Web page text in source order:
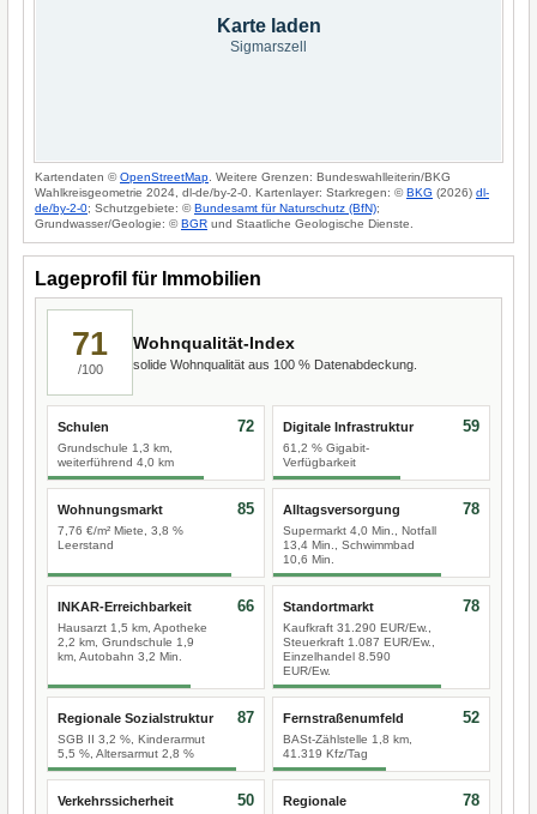
Karte laden
Sigmarszell
Kartendaten ©OpenStreetMap . Weitere Grenzen: Bundeswahlleiterin/BKG
Wahlkreisgeometrie 2024, dl-de/by-2-0. Kartenlayer: Starkregen: ©BKG (2026) dl-
de/by-2-0; Schutzgebiete: ©Bundesamt für Naturschutz (BfN);
Grundwasser/Geologie: ©BGR und Staatliche Geologische Dienste.
Lageprofil für Immobilien
71
/100
Wohnqualität-Index
solide Wohnqualität aus 100 % Datenabdeckung.
Schulen
Grundschule 1,3 km,
weiterführend 4,0 km
72 Digitale Infrastruktur
61,2 % Gigabit-
Verfügbarkeit
59
Wohnungsmarkt
7,76 €/m² Miete, 3,8 %
Leerstand
85 Alltagsversorgung
Supermarkt 4,0 Min., Notfall
13,4 Min., Schwimmbad
10,6 Min.
78
INKAR-Erreichbarkeit
Hausarzt 1,5 km, Apotheke
2,2 km, Grundschule 1,9
km, Autobahn 3,2 Min.
66 Standortmarkt
Kaufkraft 31.290 EUR/Ew.,
Steuerkraft 1.087 EUR/Ew.,
Einzelhandel 8.590
EUR/Ew.
78
Regionale Sozialstruktur
SGB II 3,2 %, Kinderarmut
5,5 %, Altersarmut 2,8 %
87 Fernstraßenumfeld
BASt-Zählstelle 1,8 km,
41.319 Kfz/Tag
52
Verkehrssicherheit 50
Regionale
78